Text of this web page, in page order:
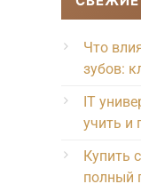
Что
зубов:
IT
учить и
Купить
полный